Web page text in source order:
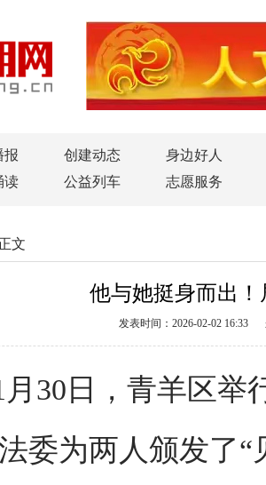
报 创建动态
身边好人
读
公益列车 志愿服务
文
他与她挺身而出
发表时间：2026-02-02 16:33
月30日，青羊区
委为两人颁发了